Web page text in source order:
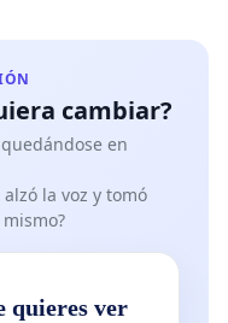
cambiar?
en
la voz y tomó
quieres ver